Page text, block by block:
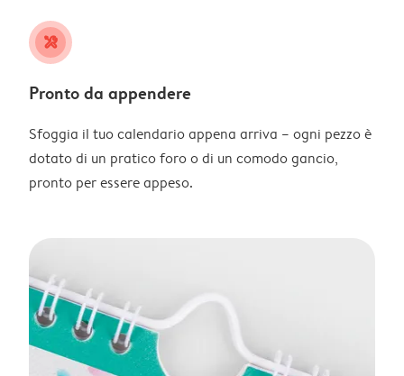
tools
Pronto da appendere
Sfoggia il tuo calendario appena arriva – ogni pezzo è
dotato di un pratico foro o di un comodo gancio,
pronto per essere appeso.